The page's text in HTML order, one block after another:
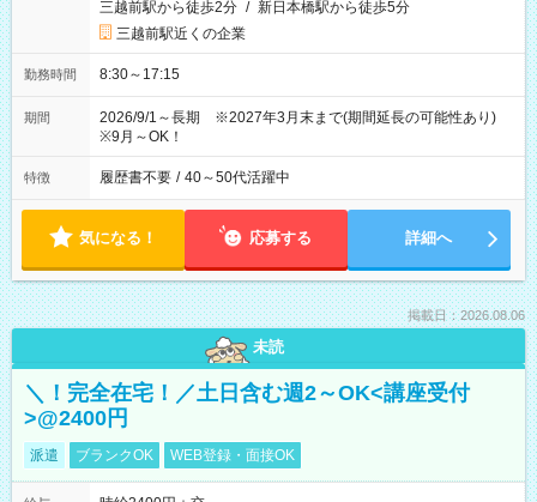
三越前駅から徒歩2分 / 新日本橋駅から徒歩5分
三越前駅近くの企業
勤務時間 8:30～17:15
期間
2026/9/1～長期 ※2027年3月末まで(期間延長の可能性あり)
※9月～OK！
特徴 履歴書不要 / 40～50代活躍中
気になる！ 応募する 詳細へ
掲載日：2026.08.06
未読
＼！完全在宅！／土日含む週2～OK<講座受付
>@2400円
派遣 ブランクOK WEB登録・面接OK